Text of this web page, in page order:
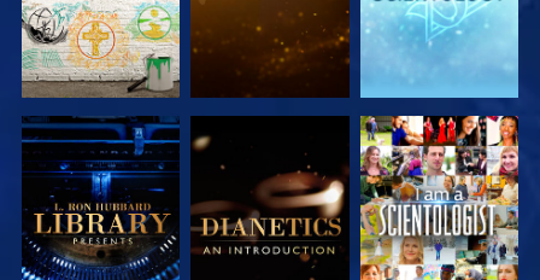
DÉCOUVRIR
LES SÉRIES
DÉCOUVRIR
LES SÉRIES
REGARDER